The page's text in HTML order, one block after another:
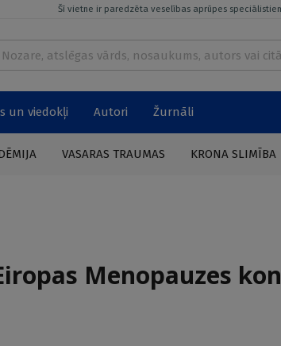
Šī vietne ir paredzēta veselības aprūpes
un viedokļi Autori Žurnāli
VASARAS TRAUMAS KRONA SLIMĪBA
Menopauzes